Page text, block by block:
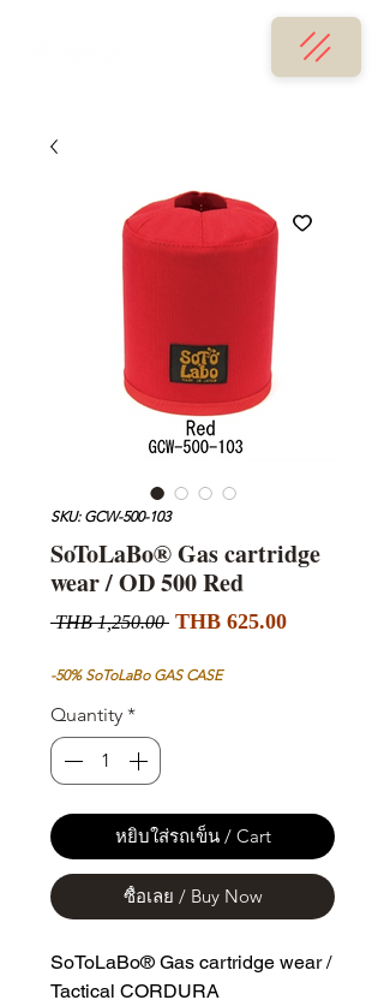
SKU: GCW-500-103
SoToLaBo® Gas cartridge
wear / OD 500 Red
THB 1,250.00 Regular
THB 625.00Sale
-50% SoToLaBo GAS CASE
Quantity *
หยิบใส่รถเข็น / Cart
ซื้อเลย / Buy Now
SoToLaBo® Gas cartridge wear /
Tactical CORDURA